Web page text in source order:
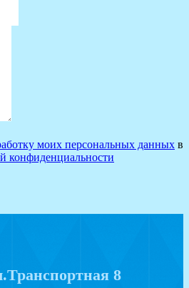
моих персональных данных в
конфиденциальности
8